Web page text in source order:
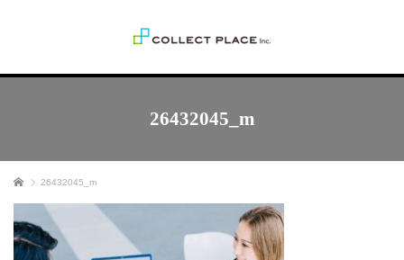
26432045_m
ホーム 26432045_m